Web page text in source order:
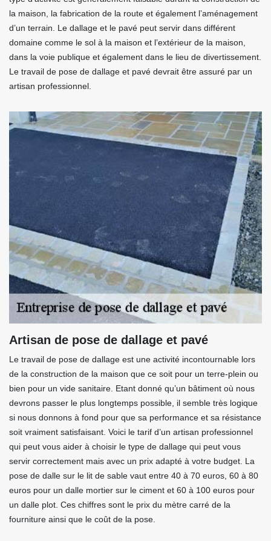
la maison, la fabrication de la route et également l’aménagement
d’un terrain. Le dallage et le pavé peut servir dans différent
domaine comme le sol à la maison et l’extérieur de la maison,
dans la voie publique et également dans le lieu de divertissement.
Le travail de pose de dallage et pavé devrait être assuré par un
artisan professionnel.
Artisan de pose de dallage et pavé
Le travail de pose de dallage est une activité incontournable lors
de la construction de la maison que ce soit pour un terre-plein ou
bien pour un vide sanitaire. Etant donné qu’un bâtiment où nous
devrons passer le plus longtemps possible, il semble très logique
si nous donnons à fond pour que sa performance et sa résistance
soit vraiment satisfaisant. Voici le tarif d’un artisan professionnel
qui peut vous aider à choisir le type de dallage qui peut vous
servir correctement mais avec un prix adapté à votre budget. La
pose de dalle sur le lit de sable vaut entre 40 à 70 euros, 60 à 80
euros pour un dalle mortier sur le ciment et 60 à 100 euros pour
un dalle plot. Ces chiffres sont le prix du mètre carré de la
fourniture ainsi que le coût de la pose.